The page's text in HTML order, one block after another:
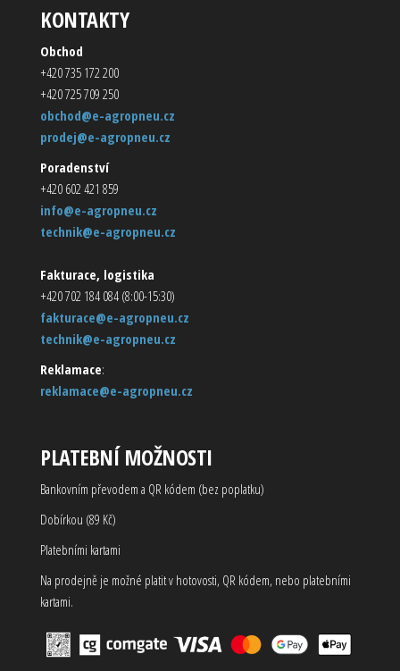
KONTAKTY
Obchod
+420 735 172 200
+420 725 709 250
obchod@e-agropneu.cz
prodej@e-agropneu.cz
Poradenství
+420 602 421 859
info@e-agropneu.cz
technik@e-agropneu.cz
Fakturace, logistika
+420 702 184 084 (8:00-15:30)
fakturace@e-agropneu.cz
technik@e-agropneu.cz
Reklamace:
reklamace@e-agropneu.cz
PLATEBNÍ MOŽNOSTI
Bankovním převodem a QR kódem (bez poplatku)
Dobírkou (89 Kč)
Platebními kartami
Na prodejně je možné platit v hotovosti, QR kódem, nebo platebními
kartami.